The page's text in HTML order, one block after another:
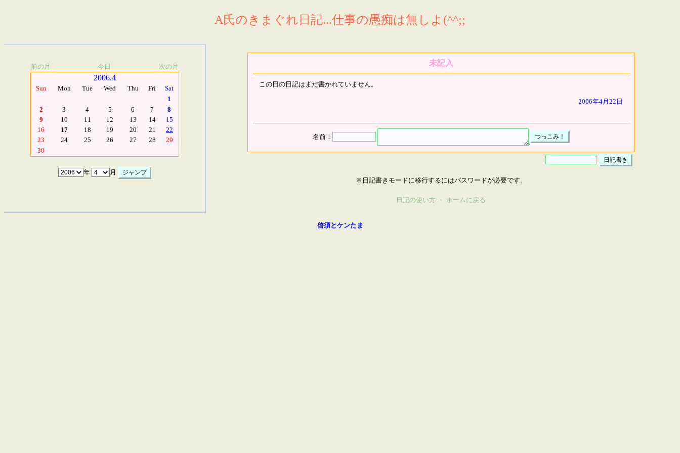
A氏のきまぐれ日記...仕事の愚痴は無しよ(^^;;
前の月 今日 次の月
2006.4
Sun Mon Tue Wed Thu Fri
Sat
1
2
3 4 5 6 7
8
9
10 11 12 13 14
15
16
17 18 19 20 21
22
23
24 25 26 27 28
29
30
年 月
未記入
この日の日記はまだ書かれていません。
2006年4月22日
名前：
※日記書きモードに移行するにはパスワードが必要です。
日記の使い方 ・ ホームに戻る
啓須とケンたま